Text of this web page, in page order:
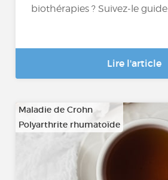
biothérapies ? Suivez-le guide...
Lire l'article
Maladie de Crohn
Polyarthrite rhumatoïde